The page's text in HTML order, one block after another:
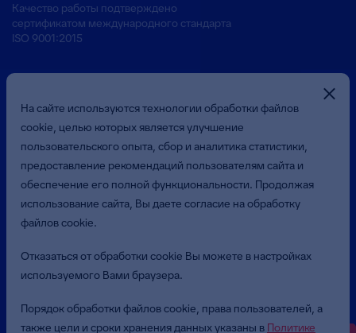
Качество работы подтверждено
сертификатом международного стандарта
ISO 9001:2015
Презентация о Компании
«Бюджетные и Финансовые Технологии»
(ООО «БФТ»). Все права защищены.
На сайте используются технологии обработки файлов
cookie, целью которых является улучшение
пользовательского опыта, сбор и аналитика статистики,
предоставление рекомендаций пользователям сайта и
обеспечение его полной функциональности. Продолжая
использование сайта, Вы даете согласие на обработку
файлов cookie.
Отказаться от обработки cookie Вы можете в настройках
используемого Вами браузера.
Порядок обработки файлов cookie, права пользователей, а
также цели и сроки хранения данных указаны в Политике